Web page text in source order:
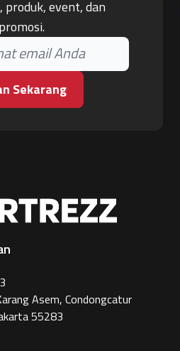
event, dan
promosi.
Sekarang
Asem, Condongcatur
55283